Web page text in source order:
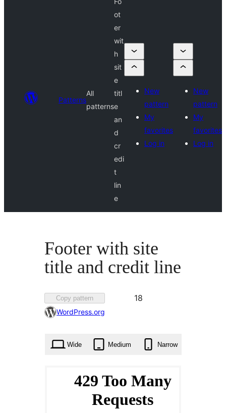
Patterns
All
patterns
ot
er
wit
h
sit
e
titl
e
an
d
cr
edi
t
lin
e
New
pattern
My
favorites
Log in
New
pattern
My
favorites
Log in
Footer with site
title and credit line
Copy pattern
Favorited
18
WordPress.org
Wide Medium Narrow